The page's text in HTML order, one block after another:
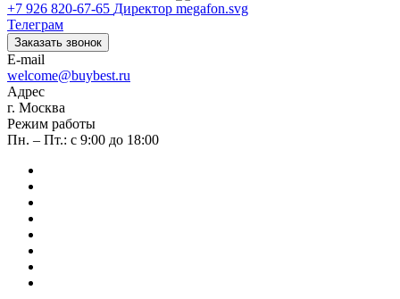
+7 926 820-67-65 Директор
Телеграм
Заказать звонок
E-mail
welcome@buybest.ru
Адрес
г. Москва
Режим работы
Пн. – Пт.: с 9:00 до 18:00